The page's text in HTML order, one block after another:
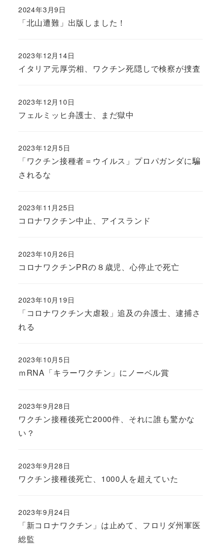
「北山遭難」出版しました！
2024年3月9日
イタリア元厚労相、ワクチン死隠しで検察が捜査
2023年12月14日
フェルミッヒ弁護士、まだ獄中
2023年12月10日
「ワクチン接種者＝ウイルス」プロパガンダに騙
されるな
2023年12月5日
コロナワクチン中止、アイスランド
2023年11月25日
コロナワクチンPRの８歳児、心停止で死亡
2023年10月26日
「コロナワクチン大虐殺」追及の弁護士、逮捕さ
れる
2023年10月19日
ｍRNA「キラーワクチン」にノーベル賞
2023年10月5日
ワクチン接種後死亡2000件、それに誰も驚かな
い？
2023年9月28日
ワクチン接種後死亡、1000人を超えていた
2023年9月28日
「新コロナワクチン」は止めて、フロリダ州軍医
総監
2023年9月24日